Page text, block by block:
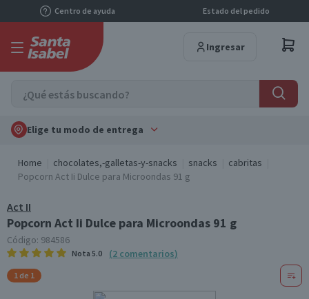
Centro de ayuda Estado del pedido
Ingresar
Elige tu modo de entrega
Home chocolates,-galletas-y-snacks snacks
cabritas
Popcorn Act Ii Dulce para Microondas 91 g
Act II
Popcorn Act Ii Dulce para Microondas 91 g
Código: 984586
Nota 5.0 (2 comentarios)
1 de 1